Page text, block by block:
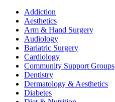
Addiction
Aesthetics
Arm & Hand Surgery
Audiology
Bariatric Surgery
Cardiology
Community Support Groups
Dentistry
Dermatology & Aesthetics
Diabetes